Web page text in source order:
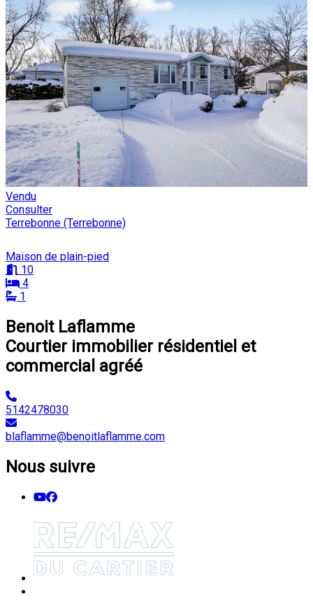
Vendu
Consulter
Terrebonne (Terrebonne)
Maison de plain-pied
10
4
1
Benoit Laflamme
Courtier immobilier résidentiel et
commercial agréé
5142478030
blaflamme@benoitlaflamme.com
Nous suivre